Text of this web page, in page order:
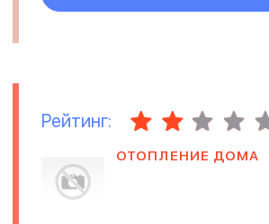
Рейтинг:
ОТОПЛЕНИЕ ДОМА